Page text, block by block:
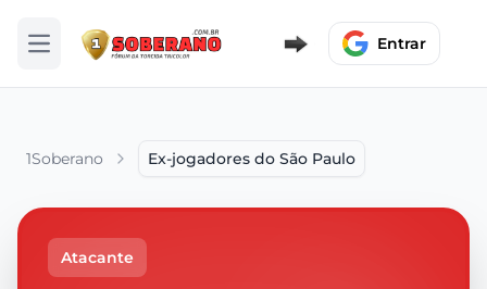
Abrir menu Entrar
1Soberano Ex-jogadores do São Paulo
Atacante